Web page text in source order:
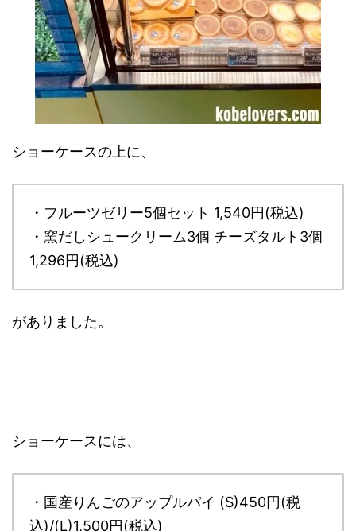
ショーケースの上に、
・フルーツゼリー5個セット 1,540円(税込)
・窯だしシュークリーム3個 チーズタルト3個
1,296円(税込)
がありました。
ショーケースには、
・国産りんごのアップルパイ (S)450円(税
込)/(L)1,500円(税込)